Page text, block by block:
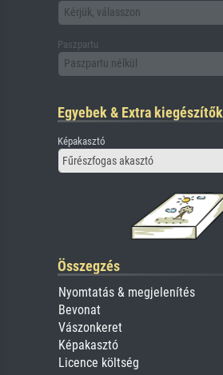
Kérjük, válasszon
Paszpartu
Paszpartu nélkül
Egyebek & Extra kiegészítők
Képakasztó
Fűrészfogas akasztó
Összegzés
Nyomtatás & megjelenítés
Bevonat
Vászonkeret
Képakasztó
Licence költség